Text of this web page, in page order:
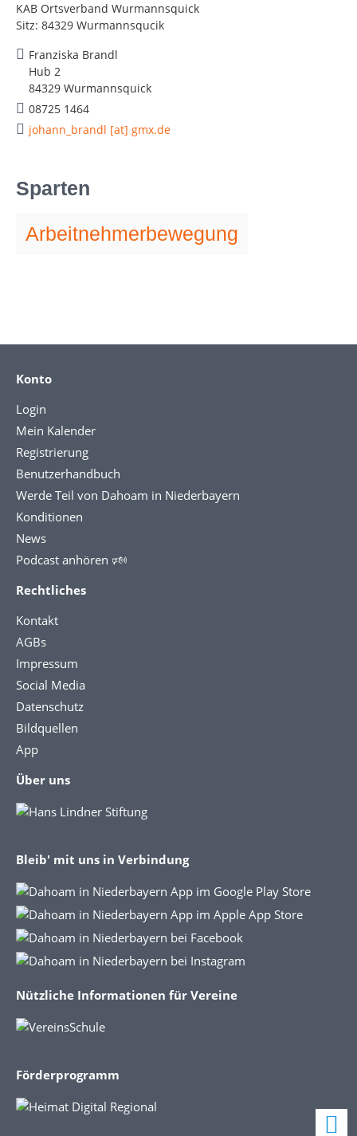
KAB Ortsverband Wurmannsquick
Sitz: 84329 Wurmannsqucik
Franziska Brandl
Hub 2
84329 Wurmannsquick
08725 1464
johann_brandl [at] gmx.de
Sparten
Arbeitnehmerbewegung
Konto
Login
Mein Kalender
Registrierung
Benutzerhandbuch
Werde Teil von Dahoam in Niederbayern
Konditionen
News
Podcast anhören 🕬
Rechtliches
Kontakt
AGBs
Impressum
Social Media
Datenschutz
Bildquellen
App
Über uns
Bleib' mit uns in Verbindung
Nützliche Informationen für Vereine
Förderprogramm